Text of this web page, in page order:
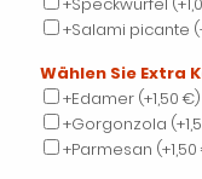
+Salami picante
Wählen Sie Extra
+Edamer(+1,50 €)
+Gorgonzola
+Parmesan